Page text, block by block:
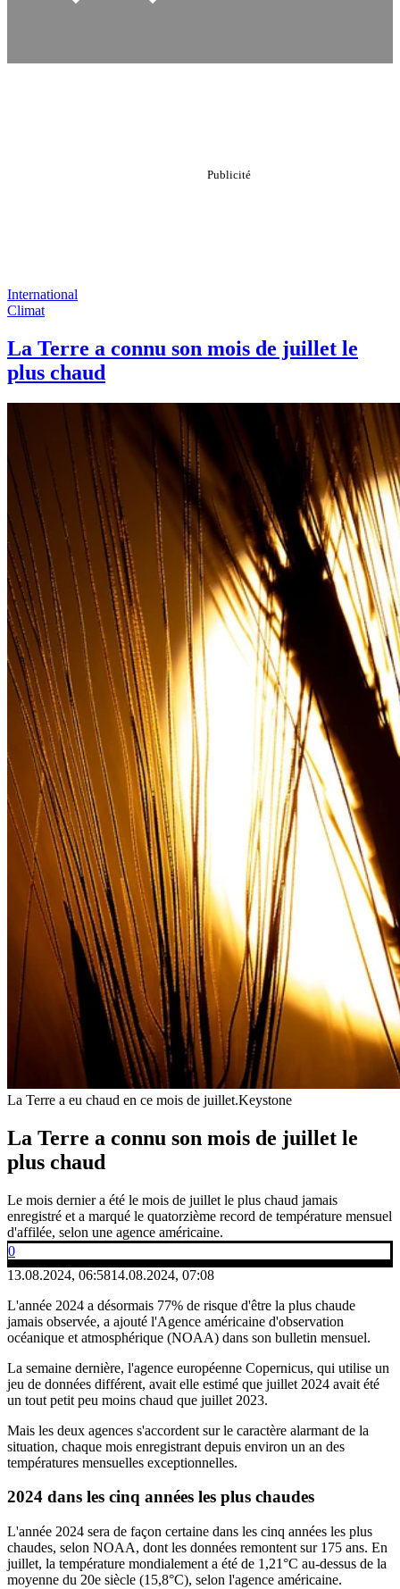
International
Climat
La Terre a connu son mois de juillet le
plus chaud
La Terre a eu chaud en ce mois de juillet.Keystone
La Terre a connu son mois de juillet le
plus chaud
Le mois dernier a été le mois de juillet le plus chaud jamais
enregistré et a marqué le quatorzième record de température mensuel
d'affilée, selon une agence américaine.
0
13.08.2024, 06:5814.08.2024, 07:08
L'année 2024 a désormais 77% de risque d'être la plus chaude
jamais observée, a ajouté l'Agence américaine d'observation
océanique et atmosphérique (NOAA) dans son bulletin mensuel.
La semaine dernière, l'agence européenne Copernicus, qui utilise un
jeu de données différent, avait elle estimé que juillet 2024 avait été
un tout petit peu moins chaud que juillet 2023.
Mais les deux agences s'accordent sur le caractère alarmant de la
situation, chaque mois enregistrant depuis environ un an des
températures mensuelles exceptionnelles.
2024 dans les cinq années les plus chaudes
L'année 2024 sera de façon certaine dans les cinq années les plus
chaudes, selon NOAA, dont les données remontent sur 175 ans. En
juillet, la température mondialement a été de 1,21°C au-dessus de la
moyenne du 20e siècle (15,8°C), selon l'agence américaine.